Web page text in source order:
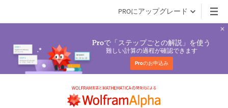
PROにアップグレード
Proで「ステップごとの解説」を使う
難しい計算の過程が確認できます
Proのお申込み